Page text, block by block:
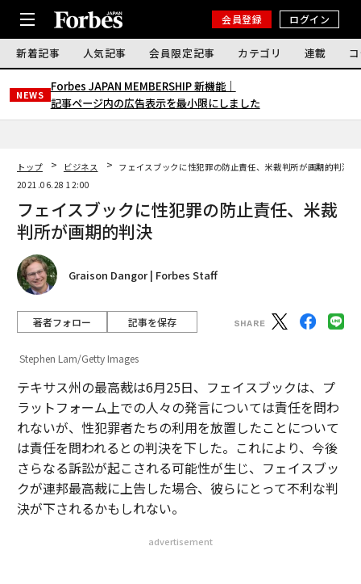
会員登録 ログイン
新着記事 人気記事 会員限定記事 カテゴリ 連載
NEWS
Forbes JAPAN MEMBERSHIP 新機能｜
記事ページ内の広告表示を最小限にしました
トップ ビジネス
フェイスブックに性犯罪の防止責任、米裁判所が画期的判決
2021.06.28 12:00
フェイスブックに性犯罪の防止責任、米裁
判所が画期的判決
Graison Dangor | Forbes Staff
著者フォロー 記事を保存
Stephen Lam/Getty Images
テキサス州の最高裁は6月25日、フェイスブックは、プ
ラットフォーム上での人々の発言については責任を問わ
れないが、性犯罪者たちの利用を放置したことについて
は責任を問われるとの判決を下した。これにより、今後
さらなる訴訟が起こされる可能性が生じ、フェイスブッ
クが連邦最高裁に上告した場合、彼らにとって不利な判
決が下されるかもしれない。
advertisement